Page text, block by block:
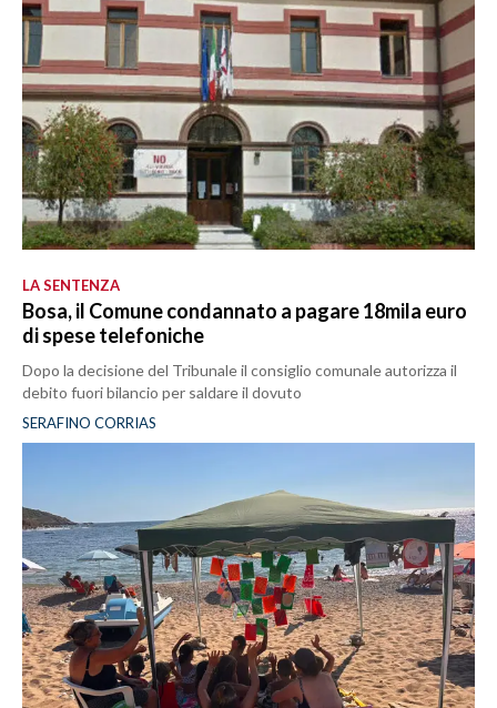
LA SENTENZA
Bosa, il Comune condannato a pagare 18mila euro
di spese telefoniche
Dopo la decisione del Tribunale il consiglio comunale autorizza il
debito fuori bilancio per saldare il dovuto
SERAFINO CORRIAS